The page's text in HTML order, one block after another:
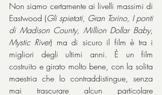
Non siamo certamente ai livelli massimi di
Eastwood (Gli spietati, Gran Torino, I ponti
di Madison County, Million Dollar Baby,
Mystic River) ma di sicuro il film è tra i
migliori degli ultimi anni. È un film
costruito e girato molto bene, con la solita
maestria che lo contraddistingue, senza
mai trascurare alcun particolare